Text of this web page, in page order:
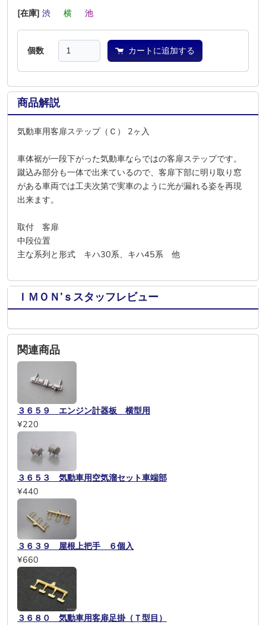
[在庫] 渋 横 池
個数 カートに追加する
商品解説
気動車用客扉ステップ（Ｃ） 2ヶ入
車体裾が一段下がった気動車ならではの客扉ステップです。
蹴込み部分も一体で出来ているので、客扉下部に明り取り窓
がある車両では工夫次第で実車のように光が漏れる姿を再現
出来ます。
取付 客扉
中段位置
主な系列と形式 キハ30系、キハ45系 他
ＩＭＯＮ’ｓスタッフレビュー
関連商品
３６５９ エンジン計器板 横型用
¥220
３６５３ 気動車用空気溜セット車端部
¥440
３６３９ 屋根上把手 ６個入
¥660
３６８０ 気動車用客扉足掛（Ｔ型目）